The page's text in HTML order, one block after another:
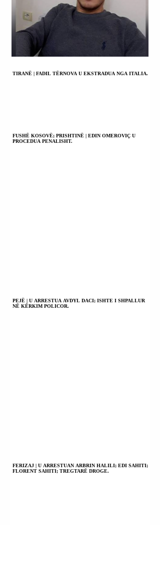
TIRANË | FADIL TËRNOVA U EKSTRADUA NGA ITALIA.
FUSHË KOSOVË; PRISHTINË | EDIN OMEROVIÇ U
PROCEDUA PENALISHT.
PEJË | U ARRESTUA AVDYL DACI; ISHTE I SHPALLUR
NË KËRKIM POLICOR.
FERIZAJ | U ARRESTUAN ARBRIN HALILI; EDI SAHITI;
FLORENT SAHITI; TREGTARË DROGE.